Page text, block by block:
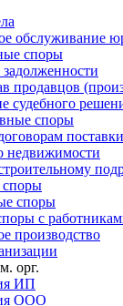
обслуживание
споры
продавцов
судебного
споры
поставки
споры
споры
с
производство
орг.
ИП
ООО